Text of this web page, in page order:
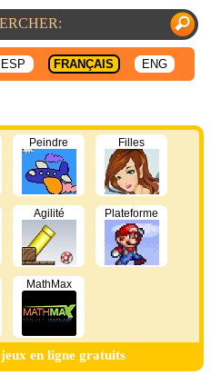
ESP FRANÇAIS ENG
Peindre Filles
Agilité Plateforme
MathMax
jeux en ligne gratuits